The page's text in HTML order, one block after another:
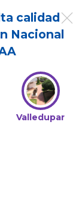
calidad
Nacional
Valledupar